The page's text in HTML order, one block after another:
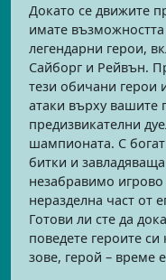
Докато се движите
имате
легендарни герои,
Сайборг и Рейвън.
тези обичани герои
атаки върху вашите
предизвикателни
шампионата. С
битки и
незабравимо
неразделна част от
Готови ли сте да
поведете героите
зове, герой – време